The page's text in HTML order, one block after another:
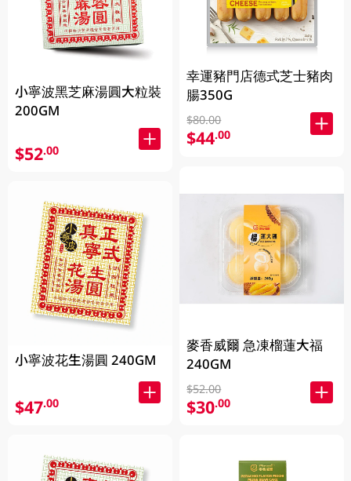
小寧波黑芝麻湯圓大粒裝
200GM
$52.00
小寧波花生湯圓 240GM
$47.00
幸運豬門店德式芝士豬肉
腸350G
$80.00
$44.00
麥香威爾 急凍榴蓮大福
240GM
$52.00
$30.00